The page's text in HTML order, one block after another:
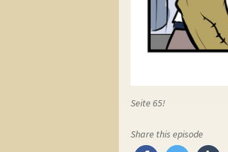
Seite 65!
Share this episode